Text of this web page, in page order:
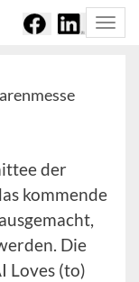
der
kommende
Die
Loves (to)